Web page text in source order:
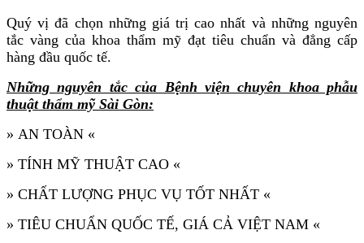
Quý vị đã chọn những giá trị cao nhất và những nguyên
tắc vàng của khoa thẩm mỹ đạt tiêu chuẩn và đẳng cấp
hàng đầu quốc tế.
Những nguyên tắc của Bệnh viện chuyên khoa phẫu
thuật thẩm mỹ Sài Gòn:
» AN TOÀN «
» TÍNH MỸ THUẬT CAO «
» CHẤT LƯỢNG PHỤC VỤ TỐT NHẤT «
» TIÊU CHUẨN QUỐC TẾ, GIÁ CẢ VIỆT NAM «